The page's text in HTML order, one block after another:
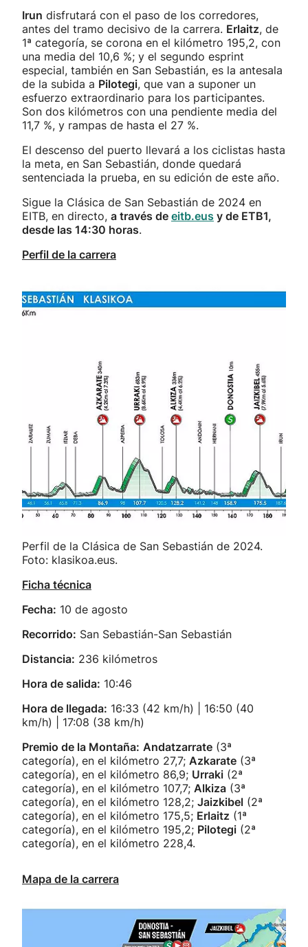
Irun disfrutará con el paso de los corredores,
antes del tramo decisivo de la carrera. Erlaitz, de
1ª categoría, se corona en el kilómetro 195,2, con
una media del 10,6 %; y el segundo esprint
especial, también en San Sebastián, es la antesala
de la subida a Pilotegi, que van a suponer un
esfuerzo extraordinario para los participantes.
Son dos kilómetros con una pendiente media del
11,7 %, y rampas de hasta el 27 %.
El descenso del puerto llevará a los ciclistas hasta
la meta, en San Sebastián, donde quedará
sentenciada la prueba, en su edición de este año.
Sigue la Clásica de San Sebastián de 2024 en
EITB, en directo, a través de eitb.eus y de ETB1,
desde las 14:30 horas.
Perfil de la carrera
Perfil de la Clásica de San Sebastián de 2024.
Foto: klasikoa.eus.
Ficha técnica
Fecha: 10 de agosto
Recorrido: San Sebastián-San Sebastián
Distancia: 236 kilómetros
Hora de salida: 10:46
Hora de llegada: 16:33 (42 km/h) | 16:50 (40
km/h) | 17:08 (38 km/h)
Premio de la Montaña: Andatzarrate (3ª
categoría), en el kilómetro 27,7; Azkarate (3ª
categoría), en el kilómetro 86,9; Urraki (2ª
categoría), en el kilómetro 107,7; Alkiza (3ª
categoría), en el kilómetro 128,2; Jaizkibel (2ª
categoría), en el kilómetro 175,5; Erlaitz (1ª
categoría), en el kilómetro 195,2; Pilotegi (2ª
categoría), en el kilómetro 228,4.
Mapa de la carrera